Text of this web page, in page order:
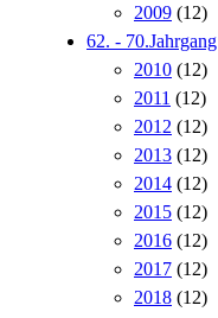
2009 (12)
62. - 70.Jahrgang
2010 (12)
2011 (12)
2012 (12)
2013 (12)
2014 (12)
2015 (12)
2016 (12)
2017 (12)
2018 (12)